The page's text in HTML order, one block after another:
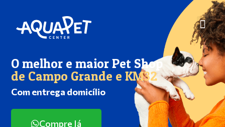
O melhor e maior Pet Shop
de Campo Grande e KM32
Com entrega domicílio
Compre Já